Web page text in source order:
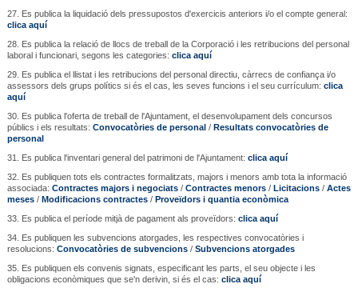
27. Es publica la liquidació dels pressupostos d'exercicis anteriors i/o el compte general:
clica aquí
28. Es publica la relació de llocs de treball de la Corporació i les retribucions del personal
laboral i funcionari, segons les categories: clica aquí
29. Es publica el llistat i les retribucions del personal directiu, càrrecs de confiança i/o
assessors dels grups polítics si és el cas, les seves funcions i el seu currículum: clica
aquí
30. Es publica l'oferta de treball de l'Ajuntament, el desenvolupament dels concursos
públics i els resultats: Convocatòries de personal/ Resultats convocatòries de
personal
31. Es publica l'inventari general del patrimoni de l'Ajuntament: clica aquí
32. Es publiquen tots els contractes formalitzats, majors i menors amb tota la informació
associada: Contractes majors i negociats/ Contractes menors/ Licitacions/ Actes
meses/ Modificacions contractes/ Proveïdors i quantia econòmica
33. Es publica el període mitjà de pagament als proveïdors: clica aquí
34. Es publiquen les subvencions atorgades, les respectives convocatòries i
resolucions: Convocatòries de subvencions/ Subvencions atorgades
35. Es publiquen els convenis signats, especificant les parts, el seu objecte i les
obligacions econòmiques que se'n derivin, si és el cas: clica aquí